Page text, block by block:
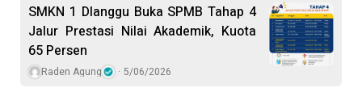
SMKN 1 Dlanggu Buka SPMB Tahap 4
Jalur Prestasi Nilai Akademik, Kuota
65 Persen
Raden Agung 5/06/2026